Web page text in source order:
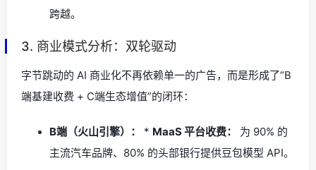
跨越。
3. 商业模式分析：双轮驱动
字节跳动的 AI 商业化不再依赖单一的广告，而是形成了“B
端基建收费 + C端生态增值”的闭环：
B端（火山引擎）： * MaaS 平台收费：
为 90% 的
主流汽车品牌、80% 的头部银行提供豆包模型 API。